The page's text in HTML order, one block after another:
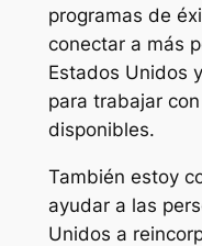
programas de
conectar a más
Estados Unidos
para trabajar
disponibles.
También estoy
ayudar a las
Unidos a